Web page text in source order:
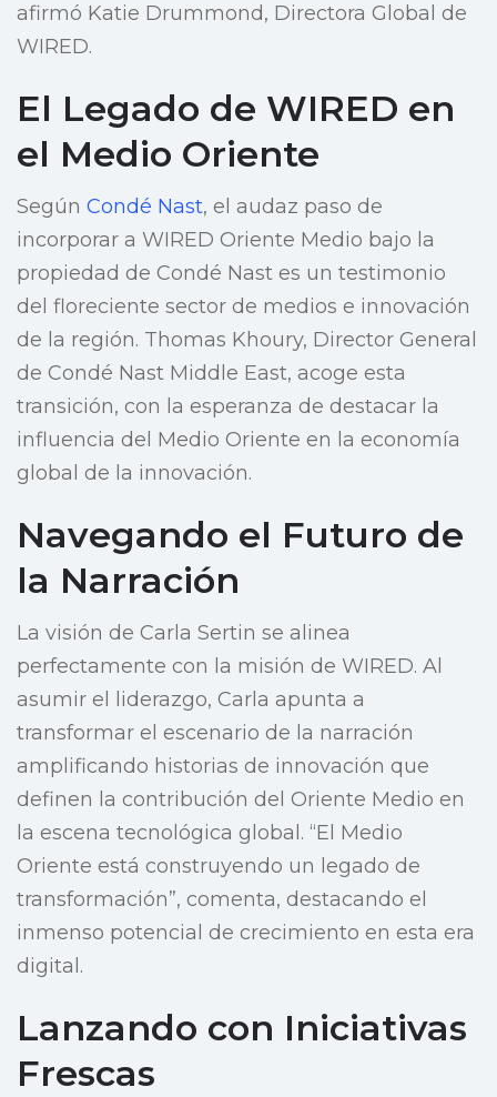
afirmó Katie Drummond, Directora Global de
WIRED.
El Legado de WIRED en
el Medio Oriente
Según Condé Nast, el audaz paso de
incorporar a WIRED Oriente Medio bajo la
propiedad de Condé Nast es un testimonio
del floreciente sector de medios e innovación
de la región. Thomas Khoury, Director General
de Condé Nast Middle East, acoge esta
transición, con la esperanza de destacar la
influencia del Medio Oriente en la economía
global de la innovación.
Navegando el Futuro de
la Narración
La visión de Carla Sertin se alinea
perfectamente con la misión de WIRED. Al
asumir el liderazgo, Carla apunta a
transformar el escenario de la narración
amplificando historias de innovación que
definen la contribución del Oriente Medio en
la escena tecnológica global. “El Medio
Oriente está construyendo un legado de
transformación”, comenta, destacando el
inmenso potencial de crecimiento en esta era
digital.
Lanzando con Iniciativas
Frescas